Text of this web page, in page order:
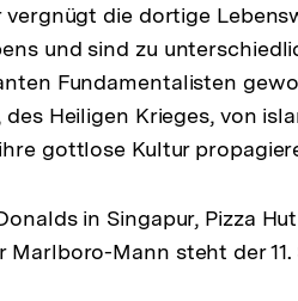
die dortige
und sind zu
Fundamentalisten
des Heiligen Krieges, von
gottlose Kultur
in Singapur, Pizza
Marlboro-Mann steht der